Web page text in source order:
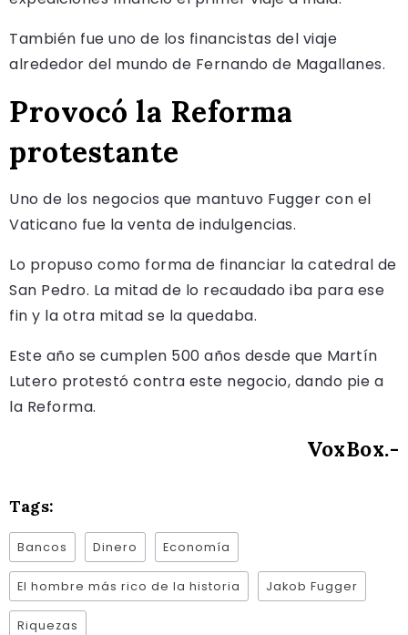
También fue uno de los financistas del viaje
alrededor del mundo de Fernando de Magallanes.
Provocó la Reforma
protestante
Uno de los negocios que mantuvo Fugger con el
Vaticano fue la venta de indulgencias.
Lo propuso como forma de financiar la catedral de
San Pedro. La mitad de lo recaudado iba para ese
fin y la otra mitad se la quedaba.
Este año se cumplen 500 años desde que Martín
Lutero protestó contra este negocio, dando pie a
la Reforma.
VoxBox.-
Tags:
Bancos Dinero Economía
El hombre más rico de la historia Jakob Fugger
Riquezas